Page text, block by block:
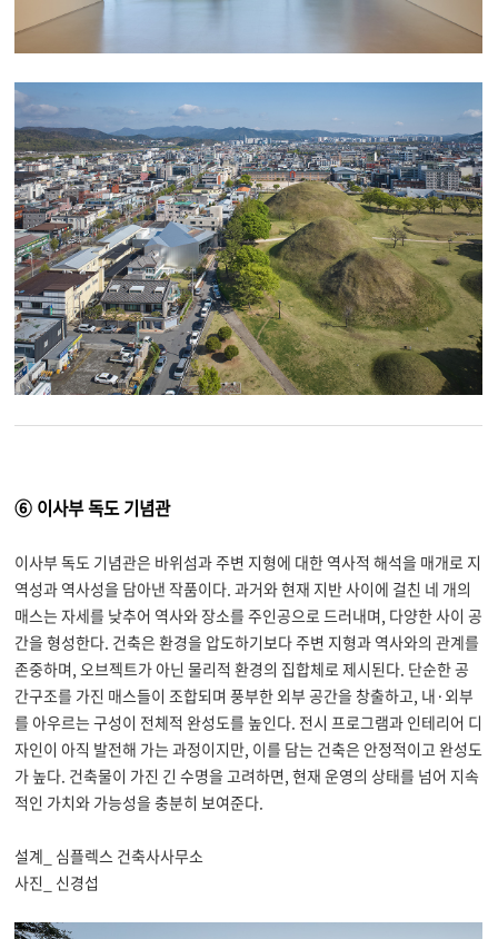
⑥ 이사부 독도 기념관
이사부 독도 기념관은 바위섬과 주변 지형에 대한 역사적 해석을 매개로 지
역성과 역사성을 담아낸 작품이다.과거와 현재 지반 사이에 걸친 네 개의
매스는 자세를 낮추어 역사와 장소를 주인공으로 드러내며, 다양한 사이 공
간을 형성한다. 건축은 환경을 압도하기보다 주변 지형과 역사와의 관계를
존중하며,오브젝트가 아닌 물리적 환경의 집합체로 제시된다. 단순한 공
간구조를 가진 매스들이 조합되며 풍부한 외부 공간을 창출하고, 내 · 외부
를 아우르는 구성이 전체적 완성도를 높인다. 전시 프로그램과 인테리어 디
자인이 아직 발전해 가는 과정이지만, 이를 담는 건축은 안정적이고 완성도
가 높다. 건축물이 가진 긴 수명을 고려하면,현재 운영의 상태를 넘어 지속
적인 가치와 가능성을 충분히 보여준다.
설계_ 심플렉스 건축사사무소
사진_ 신경섭